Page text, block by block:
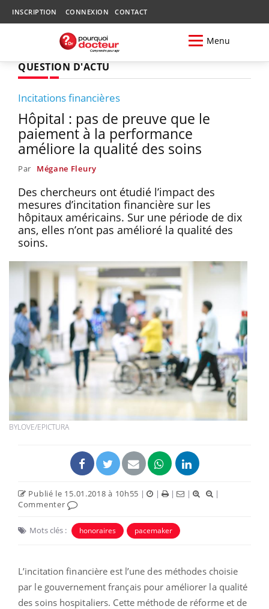
INSCRIPTION CONNEXION CONTACT
Menu
QUESTION D'ACTU
Incitations financières
Hôpital : pas de preuve que le
paiement à la performance
améliore la qualité des soins
Par Mégane Fleury
Des chercheurs ont étudié l’impact des
mesures d’incitation financière sur les
hôpitaux américains. Sur une période de dix
ans, elles n’ont pas amélioré la qualité des
soins.
BYLOVE/EPICTURA
Publié le 15.01.2018 à 10h55 | | | |
|
Commenter
Mots clés : honoraires pacemaker
L’incitation financière est l’une des méthodes choisie
par le gouvernement français pour améliorer la qualité
des soins hospitaliers. Cette méthode de réforme et de